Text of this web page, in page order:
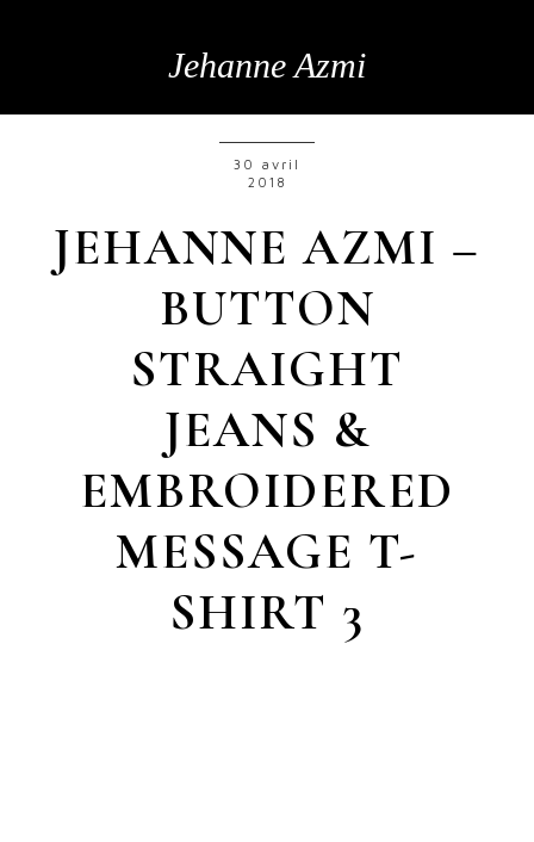
Jehanne Azmi
30 avril
2018
JEHANNE AZMI –
BUTTON
STRAIGHT
JEANS &
EMBROIDERED
MESSAGE T-
SHIRT 3